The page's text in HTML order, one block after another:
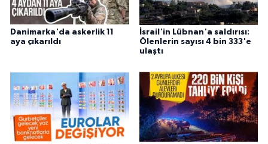
Danimarka'da askerlik 11
aya çıkarıldı
İsrail'in Lübnan'a saldırısı:
Ölenlerin sayısı 4 bin 333'e
ulaştı